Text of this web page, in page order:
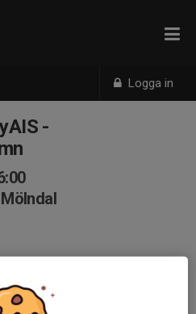
Logga in
-